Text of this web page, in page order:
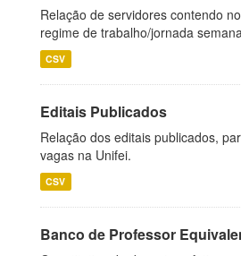
Relação de servidores contendo
regime de trabalho/jornada
CSV
Editais Publicados
Relação dos editais publicados,
vagas na Unifei.
CSV
Banco de Professor